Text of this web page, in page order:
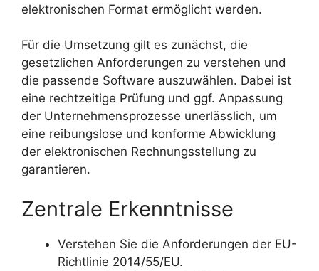
elektronischen Format ermöglicht werden.
Für die Umsetzung gilt es zunächst, die
gesetzlichen Anforderungen zu verstehen und
die passende Software auszuwählen. Dabei ist
eine rechtzeitige Prüfung und ggf. Anpassung
der Unternehmensprozesse unerlässlich, um
eine reibungslose und konforme Abwicklung
der elektronischen Rechnungsstellung zu
garantieren.
Zentrale Erkenntnisse
Verstehen Sie die Anforderungen der EU-
Richtlinie 2014/55/EU.